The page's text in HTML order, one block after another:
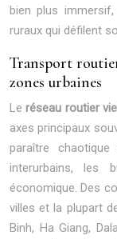
bien plus
ruraux qui défilent
Transport
zones urbaines
Leréseau routier
axes principaux
paraître
interurbains, les
économique. Des
villes et la plupart
Binh, Ha Giang,